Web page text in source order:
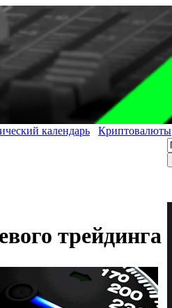
календарь Криптовалюты
трейдинга